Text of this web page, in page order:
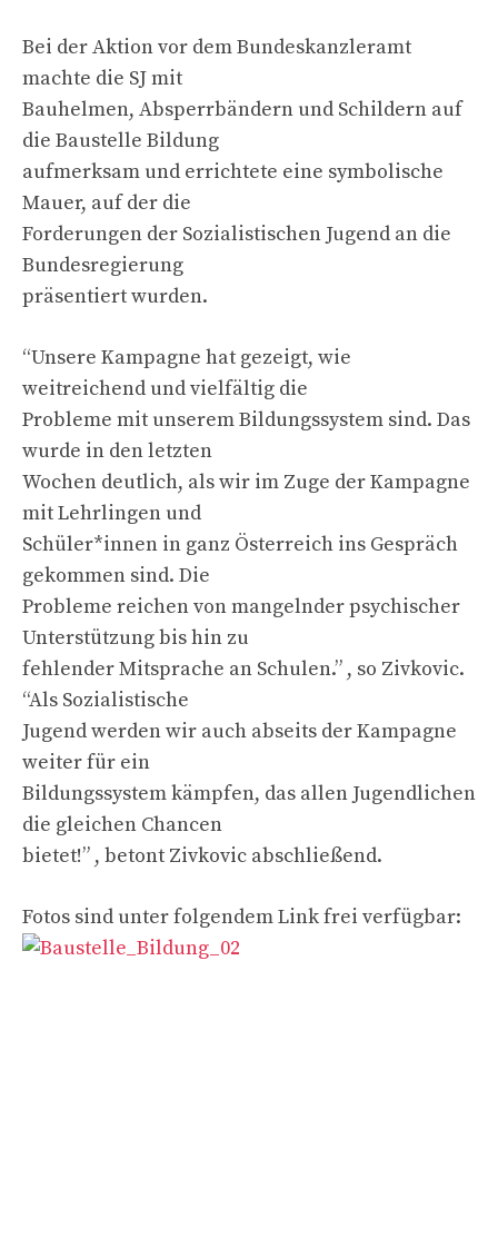
Bei der Aktion vor dem Bundeskanzleramt
machte die SJ mit
Bauhelmen, Absperrbändern und Schildern auf
die Baustelle Bildung
aufmerksam und errichtete eine symbolische
Mauer, auf der die
Forderungen der Sozialistischen Jugend an die
Bundesregierung
präsentiert wurden.
“Unsere Kampagne hat gezeigt, wie
weitreichend und vielfältig die
Probleme mit unserem Bildungssystem sind. Das
wurde in den letzten
Wochen deutlich, als wir im Zuge der Kampagne
mit Lehrlingen und
Schüler*innen in ganz Österreich ins Gespräch
gekommen sind. Die
Probleme reichen von mangelnder psychischer
Unterstützung bis hin zu
fehlender Mitsprache an Schulen.” , so Zivkovic.
“Als Sozialistische
Jugend werden wir auch abseits der Kampagne
weiter für ein
Bildungssystem kämpfen, das allen Jugendlichen
die gleichen Chancen
bietet!” , betont Zivkovic abschließend.
Fotos sind unter folgendem Link frei verfügbar: